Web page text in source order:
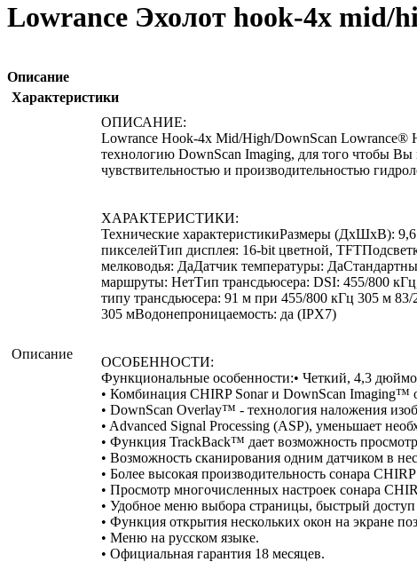
Lowrance Эхолот hook-4x mid/
Описание
Характеристики
Описание
ОПИСАНИЕ:
Lowrance Hook-4x Mid/High/DownScan Lowrance®
технологию DownScan Imaging, для того чтобы
чувствительностью и производительностью
ХАРАКТЕРИСТИКИ:
Технические характеристикиРазмеры (ДхШхВ):
пикселейТип дисплея: 16-bit цветной,
мелководья: ДаДатчик температуры:
маршруты: НетТип трансдьюсера: DSI: 455/800
типу трансдьюсера: 91 м при 455/800 кГц 305 м
305 мВодонепроницаемость: да (IPX7)
ОСОБЕННОСТИ:
Функциональные особенности:• Четкий, 4,3
• Комбинация CHIRP Sonar и DownScan Imaging™
• DownScan Overlay™ - технология наложения
• Advanced Signal Processing (ASP), уменьшает
• Функция TrackBack™ дает возможность
• Возможность сканирования одним датчиком в
• Более высокая производительность сонара
• Просмотр многочисленных настроек сонара
• Удобное меню выбора страницы, быстрый
• Функция открытия нескольких окон на экране
• Меню на русском языке.
• Официальная гарантия 18 месяцев.